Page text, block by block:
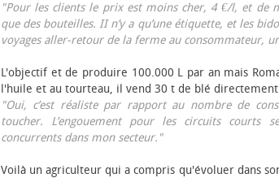
"Pour les clients le prix est moins cher, 4 €/l, et de
que des bouteilles. II n’y a qu’une étiquette, et les
voyages aller-retour de la ferme au consommateur,
L'objectif et de produire 100.000 L par an mais
l'huile et au tourteau, il vend 30 t de blé
"Oui, c’est réaliste par rapport au nombre de
toucher. L’engouement pour les circuits courts
concurrents dans mon secteur."
Voilà un agriculteur qui a compris qu'évoluer dans